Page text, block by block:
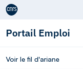
Aller au contenu
Portail Emploi
Voir le fil d'ariane